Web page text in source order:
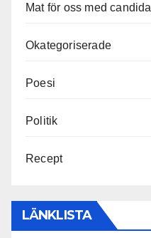
Mat för oss med candida
Okategoriserade
Poesi
Politik
Recept
LÄNKLISTA